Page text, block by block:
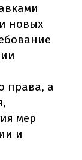
новых
права, а
мер
и